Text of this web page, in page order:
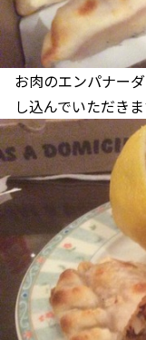
お肉のエンパナー
し込んでいただきま